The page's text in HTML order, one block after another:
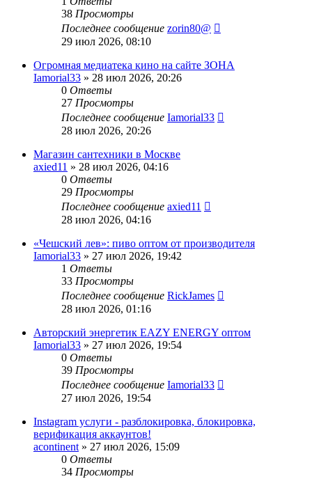
38 Просмотры
Последнее сообщение zorin80@
29 июл 2026, 08:10
Огромная медиатека кино на сайте ЗОНА
Iamorial33 » 28 июл 2026, 20:26
0 Ответы
27 Просмотры
Последнее сообщение Iamorial33
28 июл 2026, 20:26
Магазин сантехники в Москве
axied11 » 28 июл 2026, 04:16
0 Ответы
29 Просмотры
Последнее сообщение axied11
28 июл 2026, 04:16
«Чешский лев»: пиво оптом от производителя
Iamorial33 » 27 июл 2026, 19:42
1 Ответы
33 Просмотры
Последнее сообщение RickJames
28 июл 2026, 01:16
Авторский энергетик EAZY ENERGY оптом
Iamorial33 » 27 июл 2026, 19:54
0 Ответы
39 Просмотры
Последнее сообщение Iamorial33
27 июл 2026, 19:54
Instagram услуги - разблокировка, блокировка,
верификация аккаунтов!
acontinent » 27 июл 2026, 15:09
0 Ответы
34 Просмотры